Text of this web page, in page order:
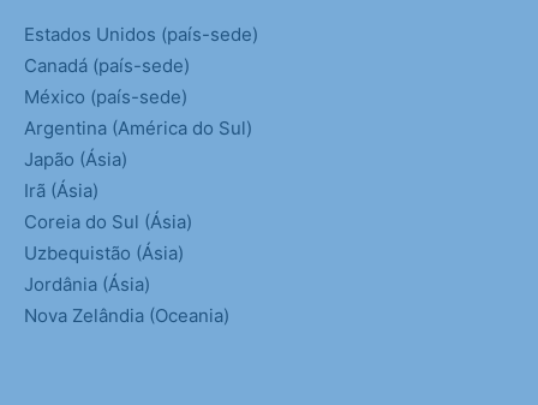
Estados Unidos (país-sede)
Canadá (país-sede)
México (país-sede)
Argentina (América do Sul)
Japão (Ásia)
Irã (Ásia)
Coreia do Sul (Ásia)
Uzbequistão (Ásia)
Jordânia (Ásia)
Nova Zelândia (Oceania)